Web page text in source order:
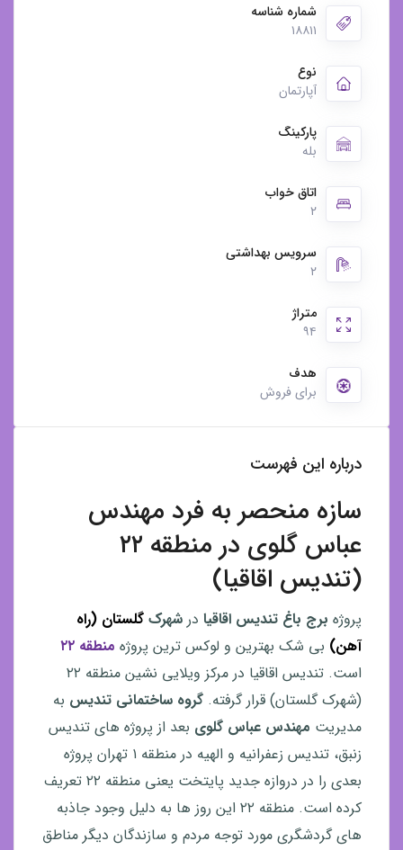
شماره شناسه
۱۸۸۱۱
نوع
آپارتمان
پارکینگ
بله
اتاق خواب
۲
سرویس بهداشتی
۲
متراژ
۹۴
هدف
برای فروش
درباره این فهرست
سازه منحصر به فرد مهندس
عباس گلوی در منطقه ۲۲
(تندیس اقاقیا)
پروژه برج باغ تندیس اقاقیا در شهرک گلستان (راه
آهن) بی شک بهترین و لوکس ترین پروژه منطقه ۲۲
است. تندیس اقاقیا در مرکز ویلایی نشین منطقه ۲۲
(شهرک گلستان) قرار گرفته. گروه ساختمانی تندیس به
مدیریت مهندس عباس گلوی بعد از پروژه های تندیس
زنبق، تندیس زعفرانیه و الهیه در منطقه ۱ تهران پروژه
بعدی را در دروازه جدید پایتخت یعنی منطقه ۲۲ تعریف
کرده است. منطقه ۲۲ این روز ها به دلیل وجود جاذبه
های گردشگری مورد توجه مردم و سازندگان دیگر مناطق